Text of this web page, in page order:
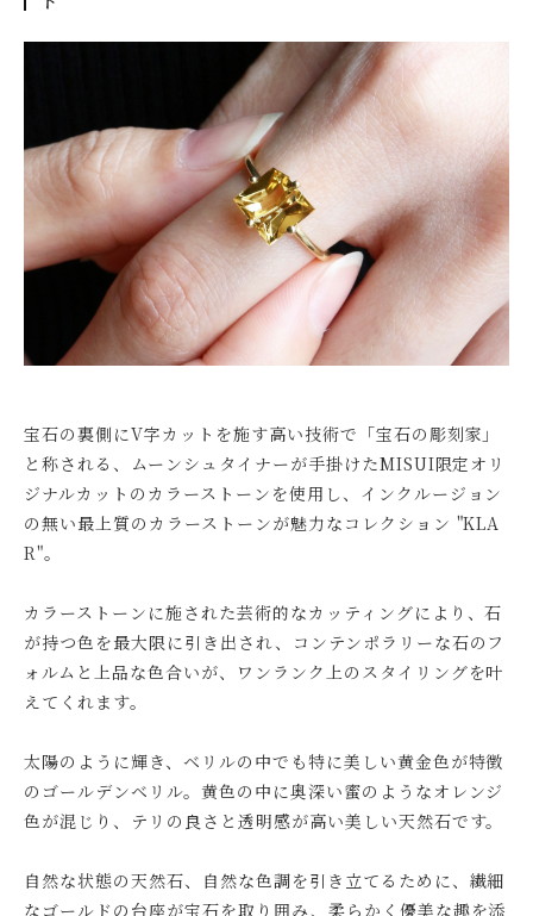
宝石の裏側にV字カットを施す高い技術で「宝石の彫刻家」
と称される、ムーンシュタイナーが手掛けたMISUI限定オリ
ジナルカットのカラーストーンを使用し、インクルージョン
の無い最上質のカラーストーンが魅力なコレクション "KLA
R"。
カラーストーンに施された芸術的なカッティングにより、石
が持つ色を最大限に引き出され、コンテンポラリーな石のフ
ォルムと上品な色合いが、ワンランク上のスタイリングを叶
えてくれます。
太陽のように輝き、ベリルの中でも特に美しい黄金色が特徴
のゴールデンベリル。黄色の中に奥深い蜜のようなオレンジ
色が混じり、テリの良さと透明感が高い美しい天然石です。
自然な状態の天然石、自然な色調を引き立てるために、繊細
なゴールドの台座が宝石を取り囲み、柔らかく優美な趣を添